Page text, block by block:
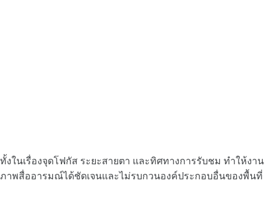
ทั้งในเรื่องจุดโฟกัส ระยะสายตา และทิศทางการรับชม ทำให้งาน
ภาพสื่ออารมณ์ได้ชัดเจนและไม่รบกวนองค์ประกอบอื่นของพื้นที่